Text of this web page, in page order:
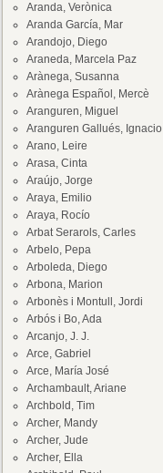
Aranda, Verònica
Aranda García, Mar
Arandojo, Diego
Araneda, Marcela Paz
Arànega, Susanna
Arànega Español, Mercè
Aranguren, Miguel
Aranguren Gallués, Ignacio
Arano, Leire
Arasa, Cinta
Araújo, Jorge
Araya, Emilio
Araya, Rocío
Arbat Serarols, Carles
Arbelo, Pepa
Arboleda, Diego
Arbona, Marion
Arbonès i Montull, Jordi
Arbós i Bo, Ada
Arcanjo, J. J.
Arce, Gabriel
Arce, María José
Archambault, Ariane
Archbold, Tim
Archer, Mandy
Archer, Jude
Archer, Ella